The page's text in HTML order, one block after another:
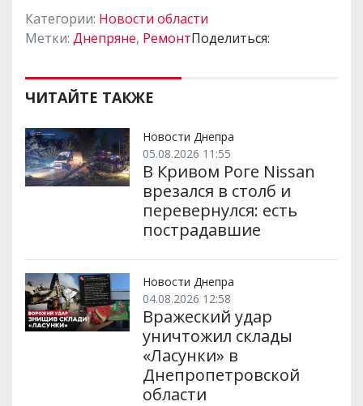
Категории: Новости области
Метки: Днепряне, РемонтПоделиться:
ЧИТАЙТЕ ТАКЖЕ
Новости Днепра
05.08.2026 11:55
В Кривом Роге Nissan
врезался в столб и
перевернулся: есть
пострадавшие
Новости Днепра
04.08.2026 12:58
Вражеский удар
уничтожил склады
«Ласунки» в
Днепропетровской
области